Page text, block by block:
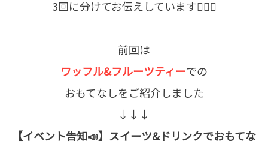
3回に分けてお伝えしています💁‍♀️✨
前回は
ワッフル&フルーツティーでの
おもてなしをご紹介しました
↓↓↓
【イベント告知📣】スイーツ&ドリンクでおもてな